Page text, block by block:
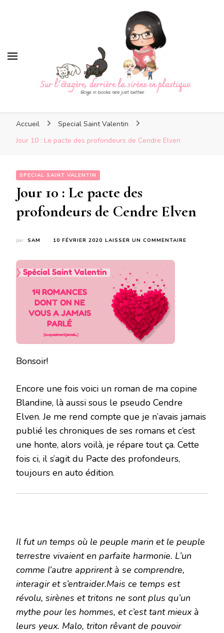
Sur l'étagère, derrière la
sirène en plastique
sirène en plastique
Accueil
Special Saint Valentin
Jour 10 : Le pacte des profondeurs de Cendre Elven
SPECIAL SAINT VALENTIN
Jour 10 : Le pacte des
profondeurs de Cendre Elven
par SAM 10 FÉVRIER 2020 LAISSER UN COMMENTAIRE
Bonsoir!
Encore une fois voici un roman de ma copine
Blandine, là aussi sous le pseudo Cendre
Elven. Je me rend compte que je n’avais jamais
publié les chroniques de ses romans et c’est
une honte, alors voilà, je répare tout ça. Cette
fois ci, il s’agit du Pacte des profondeurs,
toujours en auto édition.
Il fut un temps où le peuple marin et le peuple
terrestre vivaient en parfaite harmonie. L’un
comme l’autre apprirent à se comprendre,
interagir et s’entraider.Mais ce temps est
révolu, sirènes et tritons ne sont plus qu’un
mythe pour les hommes, et c’est tant mieux à
leurs yeux. Malo, triton rêvant de pouvoir